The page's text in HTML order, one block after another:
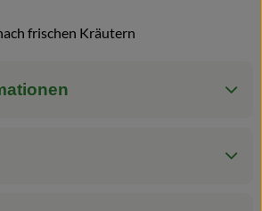
frischen Kräutern